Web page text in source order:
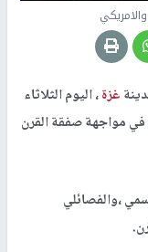
غزة، اليوم الثلاثاء
في مواجهة صفقة القرن
،والفصائلي